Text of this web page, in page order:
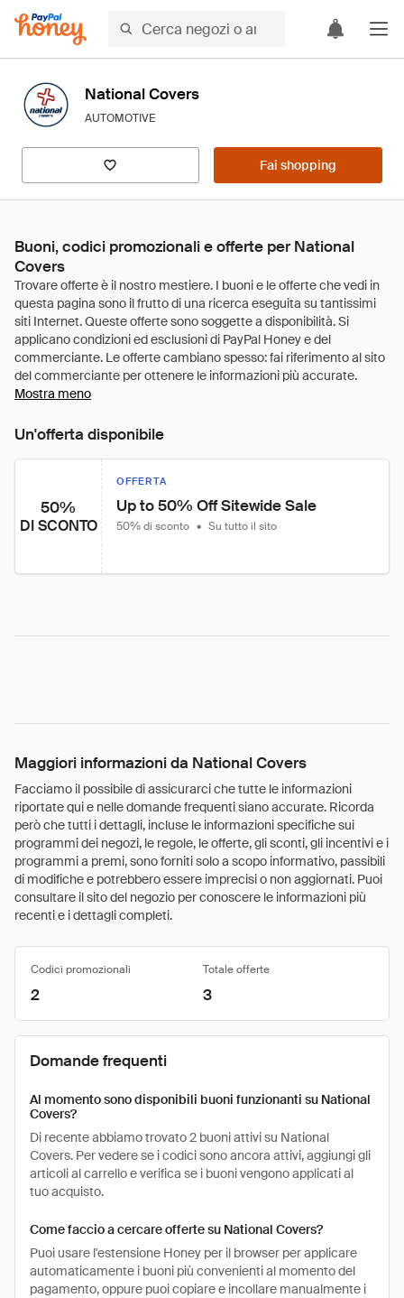
National Covers
AUTOMOTIVE
Fai shopping
Buoni, codici promozionali e offerte per National
Covers
Mostra meno
Un'offerta disponibile
50%
DI SCONTO
OFFERTA
Up to 50% Off Sitewide Sale
50% di sconto • Su tutto il sito
Maggiori informazioni da National Covers
Facciamo il possibile di assicurarci che tutte le informazioni
riportate qui e nelle domande frequenti siano accurate. Ricorda
però che tutti i dettagli, incluse le informazioni specifiche sui
programmi dei negozi, le regole, le offerte, gli sconti, gli incentivi e i
programmi a premi, sono forniti solo a scopo informativo, passibili
di modifiche e potrebbero essere imprecisi o non aggiornati. Puoi
consultare il sito del negozio per conoscere le informazioni più
recenti e i dettagli completi.
Codici promozionali Totale offerte
2 3
Domande frequenti
Al momento sono disponibili buoni funzionanti su National
Covers?
Di recente abbiamo trovato 2 buoni attivi su National
Covers. Per vedere se i codici sono ancora attivi, aggiungi gli
articoli al carrello e verifica se i buoni vengono applicati al
tuo acquisto.
Come faccio a cercare offerte su National Covers?
Puoi usare l'estensione Honey per il browser per applicare
automaticamente i buoni più convenienti al momento del
pagamento, oppure puoi copiare e incollare manualmente i